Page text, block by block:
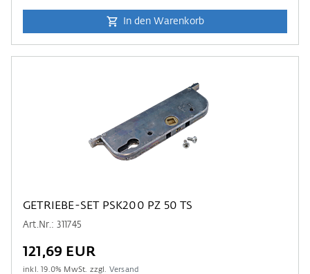
In den Warenkorb
GETRIEBE-SET PSK200 PZ 50 TS
Art.Nr.: 311745
121,69 EUR
inkl.19.0% MwSt. zzgl. Versand